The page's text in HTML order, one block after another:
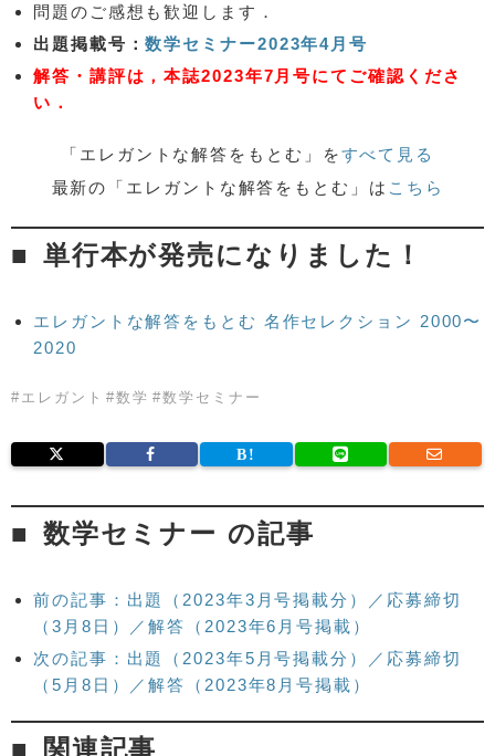
問題のご感想も歓迎します．
出題掲載号：数学セミナー2023年4月号
解答・講評は，本誌2023年7月号にてご確認くださ
い．
「エレガントな解答をもとむ」をすべて見る
最新の「エレガントな解答をもとむ」は こちら
単行本が発売になりました！
エレガントな解答をもとむ 名作セレクション 2000〜
2020
# エレガント #数学 #数学セミナー
数学セミナー の記事
前の記事：出題（2023年3月号掲載分）／応募締切
（3月8日）／解答（2023年6月号掲載）
次の記事：出題（2023年5月号掲載分）／応募締切
（5月8日）／解答（2023年8月号掲載）
関連記事